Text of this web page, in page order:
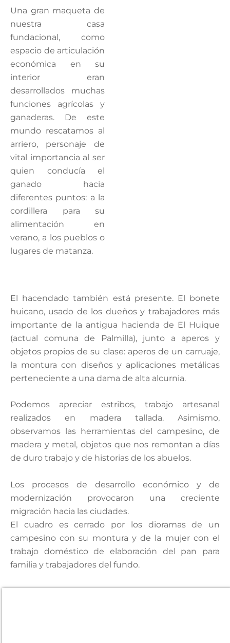
Una gran maqueta de
nuestra casa
fundacional, como
espacio de articulación
económica en su
interior eran
desarrollados muchas
funciones agrícolas y
ganaderas. De este
mundo rescatamos al
arriero, personaje de
vital importancia al ser
quien conducía el
ganado hacia
diferentes puntos: a la
cordillera para su
alimentación en
verano, a los pueblos o
lugares de matanza.
El hacendado también está presente. El bonete
huicano, usado de los dueños y trabajadores más
importante de la antigua hacienda de El Huique
(actual comuna de Palmilla), junto a aperos y
objetos propios de su clase: aperos de un carruaje,
la montura con diseños y aplicaciones metálicas
perteneciente a una dama de alta alcurnia.
Podemos apreciar estribos, trabajo artesanal
realizados en madera tallada. Asimismo,
observamos las herramientas del campesino, de
madera y metal, objetos que nos remontan a días
de duro trabajo y de historias de los abuelos.
Los procesos de desarrollo económico y de
modernización provocaron una creciente
migración hacia las ciudades.
El cuadro es cerrado por los dioramas de un
campesino con su montura y de la mujer con el
trabajo doméstico de elaboración del pan para
familia y trabajadores del fundo.